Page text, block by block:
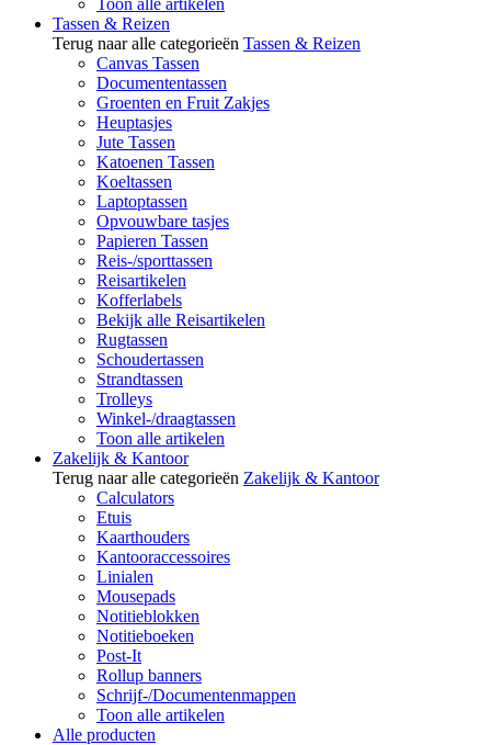
Toon alle artikelen
Tassen & Reizen
Terug naar alle categorieën Tassen & Reizen
Canvas Tassen
Documententassen
Groenten en Fruit Zakjes
Heuptasjes
Jute Tassen
Katoenen Tassen
Koeltassen
Laptoptassen
Opvouwbare tasjes
Papieren Tassen
Reis-/sporttassen
Reisartikelen
Kofferlabels
Bekijk alle Reisartikelen
Rugtassen
Schoudertassen
Strandtassen
Trolleys
Winkel-/draagtassen
Toon alle artikelen
Zakelijk & Kantoor
Terug naar alle categorieën Zakelijk & Kantoor
Calculators
Etuis
Kaarthouders
Kantooraccessoires
Linialen
Mousepads
Notitieblokken
Notitieboeken
Post-It
Rollup banners
Schrijf-/Documentenmappen
Toon alle artikelen
Alle producten